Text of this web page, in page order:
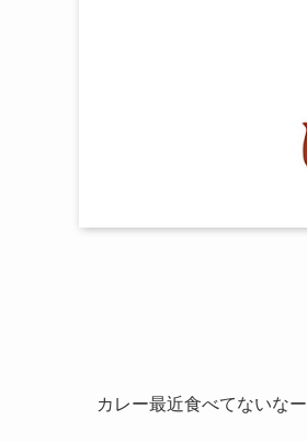
カレー最近食べてないなー